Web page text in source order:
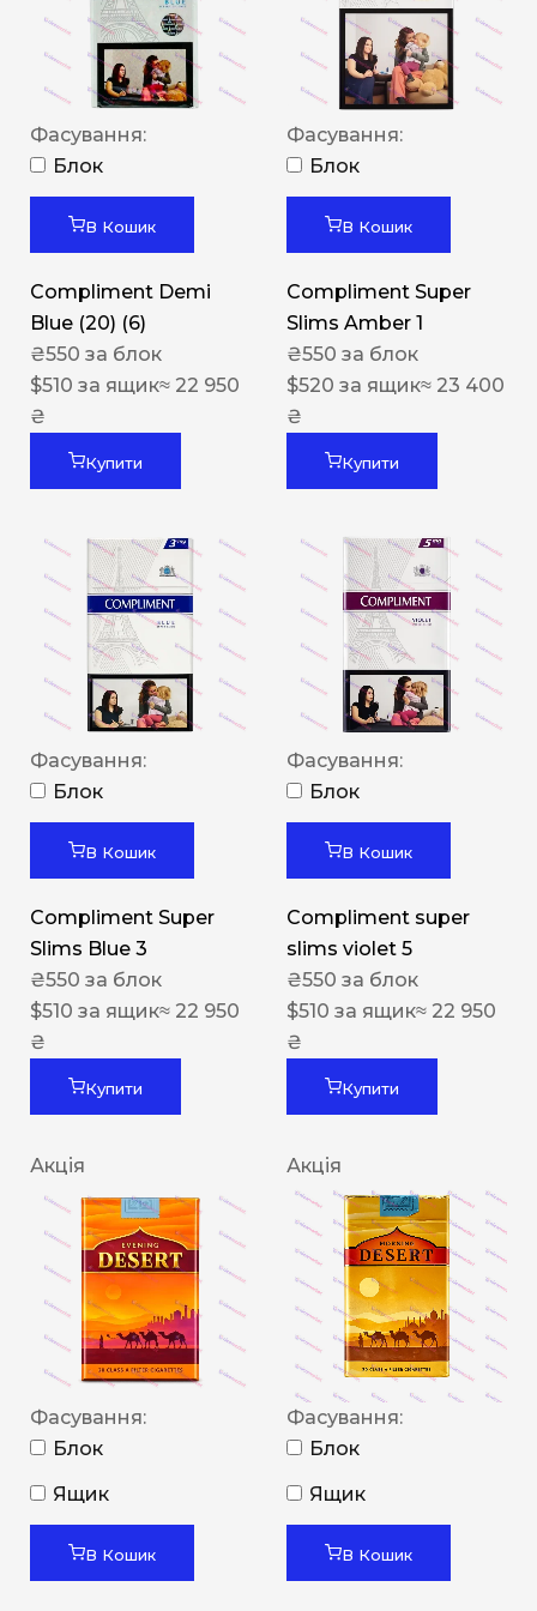
Фасування:
Блок
В Кошик
Compliment Demi
Blue (20) (6)
₴550 за блок
$510 за ящик≈ 22 950
₴
Купити
Фасування:
Блок
В Кошик
Compliment Super
Slims Amber 1
₴550 за блок
$520 за ящик≈ 23 400
₴
Купити
Фасування:
Блок
В Кошик
Compliment Super
Slims Blue 3
₴550 за блок
$510 за ящик≈ 22 950
₴
Купити
Фасування:
Блок
В Кошик
Compliment super
slims violet 5
₴550 за блок
$510 за ящик≈ 22 950
₴
Купити
Акція
Фасування:
Блок
Ящик
В Кошик
Акція
Фасування:
Блок
Ящик
В Кошик